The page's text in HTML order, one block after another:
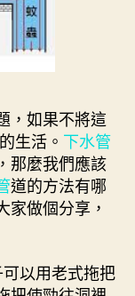
，如果不將這
生活。 下水管
那麼我們應該
道的方法有哪
家做個分享，
以用老式拖把